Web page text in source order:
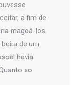
a fim de
magoá-los.
de um
havia
ao